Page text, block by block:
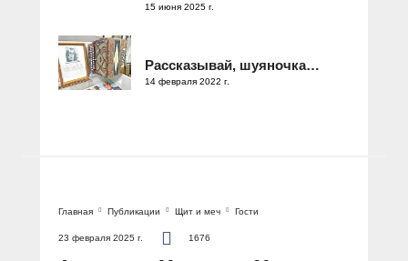
15 июня 2025 г.
Рассказывай, шуяночка…
14 февраля 2022 г.
Главная Публикации Щит и меч Гости
23 февраля 2025 г. 1676